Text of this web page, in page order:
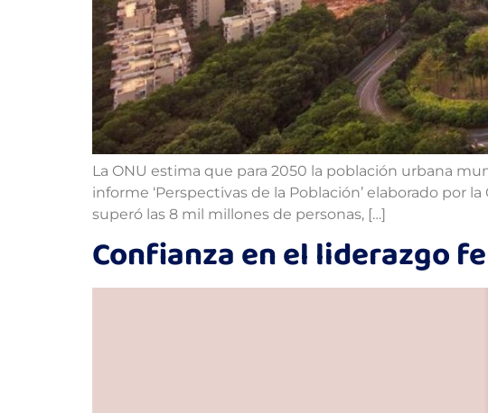
La ONU estima que para 2050 la población urbana
informe ‘Perspectivas de la Población’ elaborado por
superó las 8 mil millones de personas, […]
Confianza en el liderazgo